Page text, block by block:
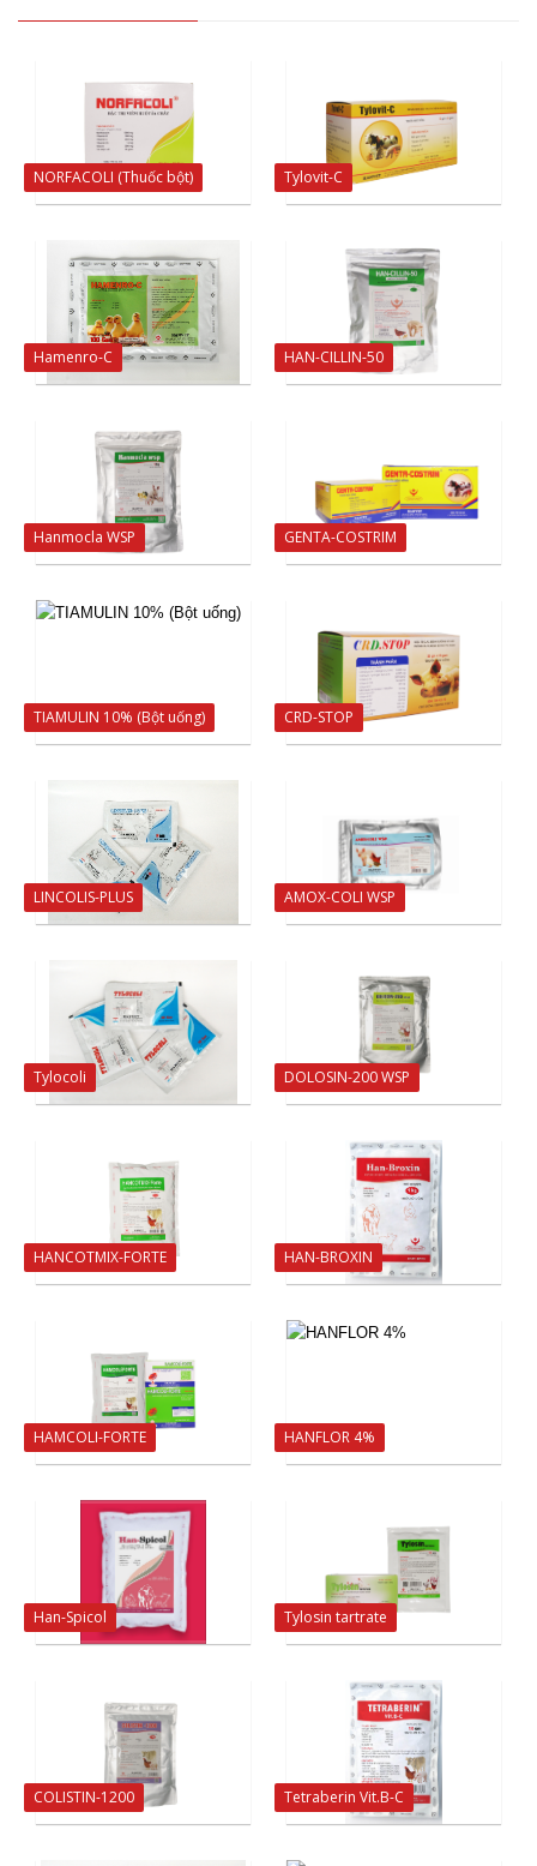
NORFACOLI (Thuốc bột) Tylovit-C
Hamenro-C HAN-CILLIN-50
Hanmocla WSP GENTA-COSTRIM
TIAMULIN 10% (Bột uống) CRD-STOP
LINCOLIS-PLUS AMOX-COLI WSP
Tylocoli DOLOSIN-200 WSP
HANCOTMIX-FORTE HAN-BROXIN
HAMCOLI-FORTE HANFLOR 4%
Han-Spicol Tylosin tartrate
COLISTIN-1200 Tetraberin Vit.B-C